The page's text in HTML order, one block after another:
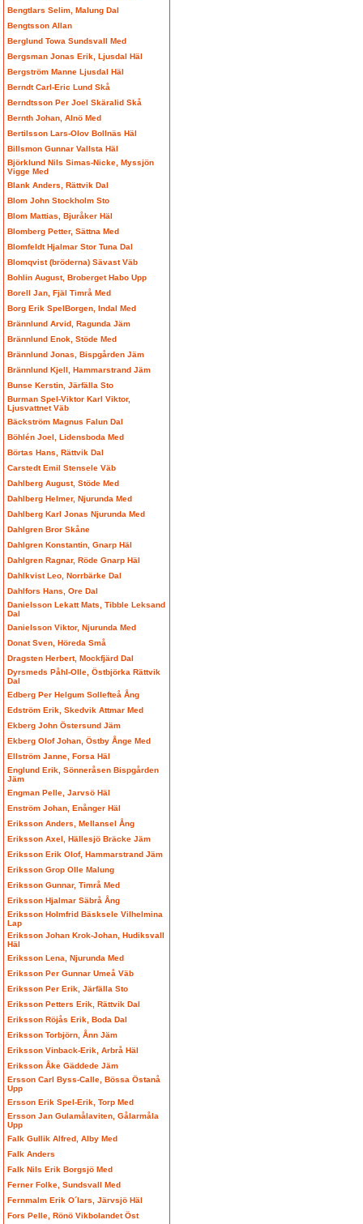
Bengtlars Selim, Malung Dal
Bengtsson Allan
Berglund Towa Sundsvall Med
Bergsman Jonas Erik, Ljusdal Häl
Bergström Manne Ljusdal Häl
Berndt Carl-Eric Lund Skå
Berndtsson Per Joel Skäralid Skå
Bernth Johan, Alnö Med
Bertilsson Lars-Olov Bollnäs Häl
Billsmon Gunnar Vallsta Häl
Björklund Nils Simas-Nicke, Myssjön
Vigge Med
Blank Anders, Rättvik Dal
Blom John Stockholm Sto
Blom Mattias, Bjuråker Häl
Blomberg Petter, Sättna Med
Blomfeldt Hjalmar Stor Tuna Dal
Blomqvist (bröderna) Sävast Väb
Bohlin August, Broberget Habo Upp
Borell Jan, Fjäl Timrå Med
Borg Erik SpelBorgen, Indal Med
Brännlund Arvid, Ragunda Jäm
Brännlund Enok, Stöde Med
Brännlund Jonas, Bispgården Jäm
Brännlund Kjell, Hammarstrand Jäm
Bunse Kerstin, Järfälla Sto
Burman Spel-Viktor Karl Viktor,
Ljusvattnet Väb
Bäckström Magnus Falun Dal
Böhlén Joel, Lidensboda Med
Börtas Hans, Rättvik Dal
Carstedt Emil Stensele Väb
Dahlberg August, Stöde Med
Dahlberg Helmer, Njurunda Med
Dahlberg Karl Jonas Njurunda Med
Dahlgren Bror Skåne
Dahlgren Konstantin, Gnarp Häl
Dahlgren Ragnar, Röde Gnarp Häl
Dahlkvist Leo, Norrbärke Dal
Dahlfors Hans, Ore Dal
Danielsson Lekatt Mats, Tibble Leksand
Dal
Danielsson Viktor, Njurunda Med
Donat Sven, Höreda Små
Dragsten Herbert, Mockfjärd Dal
Dyrsmeds Påhl-Olle, Östbjörka Rättvik
Dal
Edberg Per Helgum Sollefteå Ång
Edström Erik, Skedvik Attmar Med
Ekberg John Östersund Jäm
Ekberg Olof Johan, Östby Ånge Med
Ellström Janne, Forsa Häl
Englund Erik, Sönneråsen Bispgården
Jäm
Engman Pelle, Jarvsö Häl
Enström Johan, Enånger Häl
Eriksson Anders, Mellansel Ång
Eriksson Axel, Hällesjö Bräcke Jäm
Eriksson Erik Olof, Hammarstrand Jäm
Eriksson Grop Olle Malung
Eriksson Gunnar, Timrå Med
Eriksson Hjalmar Säbrå Ång
Eriksson Holmfrid Bäsksele Vilhelmina
Lap
Eriksson Johan Krok-Johan, Hudiksvall
Häl
Eriksson Lena, Njurunda Med
Eriksson Per Gunnar Umeå Väb
Eriksson Per Erik, Järfälla Sto
Eriksson Petters Erik, Rättvik Dal
Eriksson Röjås Erik, Boda Dal
Eriksson Torbjörn, Ånn Jäm
Eriksson Vinback-Erik, Arbrå Häl
Eriksson Åke Gäddede Jäm
Ersson Carl Byss-Calle, Bössa Östanå
Upp
Ersson Erik Spel-Erik, Torp Med
Ersson Jan Gulamålaviten, Gålarmåla
Upp
Falk Gullik Alfred, Alby Med
Falk Anders
Falk Nils Erik Borgsjö Med
Ferner Folke, Sundsvall Med
Fernmalm Erik O´lars, Järvsjö Häl
Fors Pelle, Rönö Vikbolandet Öst